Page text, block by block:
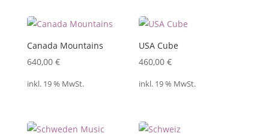
Canada Mountains
640,00 €
inkl. 19 % MwSt.
USA Cube
460,00€
inkl. 19 % MwSt.